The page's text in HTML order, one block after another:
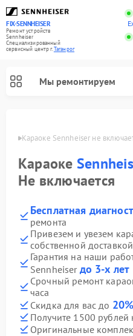
FIX-SENNHEISER
Ремонт устройств
Sennheiser
Специализированный
cервисный центр г.Таганрог
Мы ремонтируем
Караоке Sennheiser не
Караоке
Не включается
Бесплатная
ремонта
Привезем и увезем
собственной доставкой
Гарантия на наши
Sennheiser до 3-х лет
Срочный ремонт
часа
Скидка для вас до 20%
Получите 1500 рублей
Оригинальные